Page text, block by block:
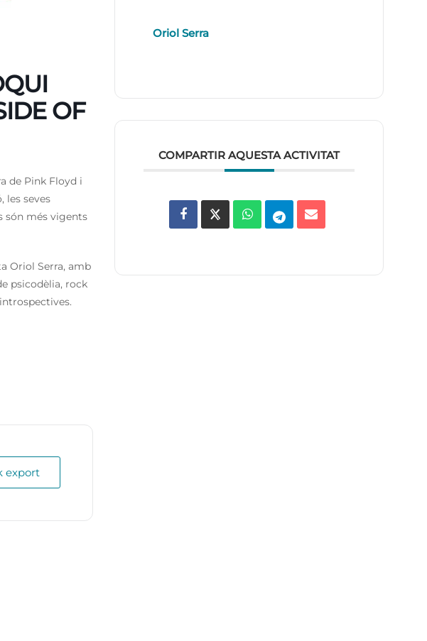
OF
de Pink Floyd i
les seves
són més vigents
Oriol Serra, amb
psicodèlia, rock
export
Oriol Serra
COMPARTIR AQUESTA ACTIVITAT